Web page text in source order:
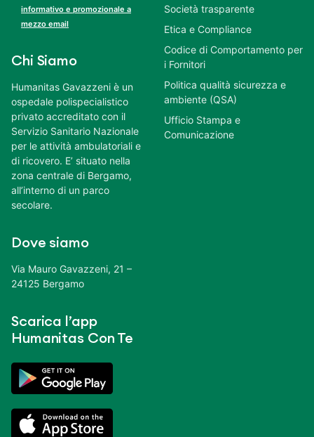
informativo e promozionale a
mezzo email
Chi Siamo
Humanitas Gavazzeni è un
ospedale polispecialistico
privato accreditato con il
Servizio Sanitario Nazionale
per le attività ambulatoriali e
di ricovero. E’ situato nella
zona centrale di Bergamo,
all’interno di un parco
secolare.
Dove siamo
Via Mauro Gavazzeni, 21 –
24125 Bergamo
Scarica l’app
Humanitas Con Te
Società trasparente
Etica e Compliance
Codice di Comportamento per
i Fornitori
Politica qualità sicurezza e
ambiente (QSA)
Ufficio Stampa e
Comunicazione